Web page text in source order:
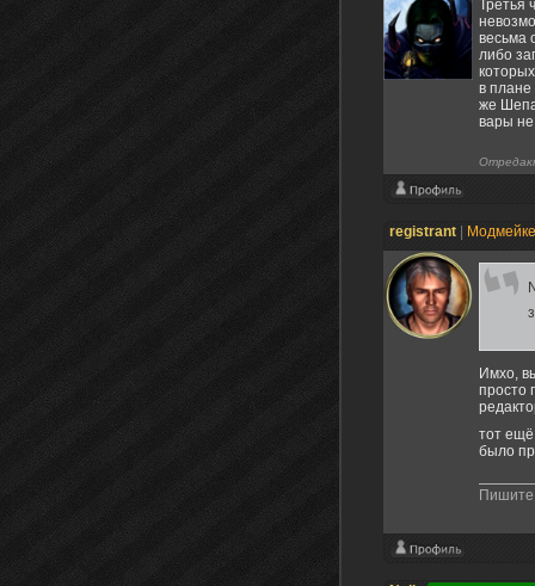
Третья
весьма
либо
в плане
же
вары не
registrant
Имхо,
просто
тот
было
Пишите